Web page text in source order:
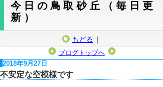
今日の鳥取砂丘（毎日更
新）
もどる ｜
ブログトップへ
2018年9月27日
不安定な空模様です